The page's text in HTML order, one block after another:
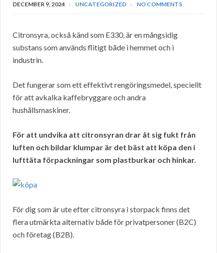
DECEMBER 9, 2024 UNCATEGORIZED NO COMMENTS
Citronsyra, också känd som E330, är en mångsidig
substans som används flitigt både i hemmet och i
industrin.
Det fungerar som ett effektivt rengöringsmedel, speciellt
för att avkalka kaffebryggare och andra
hushållsmaskiner.
För att undvika att citronsyran drar åt sig fukt från
luften och bildar klumpar är det bäst att köpa den i
lufttäta förpackningar som plastburkar och hinkar.
För dig som är ute efter citronsyra i storpack finns det
flera utmärkta alternativ både för privatpersoner (B2C)
och företag (B2B).